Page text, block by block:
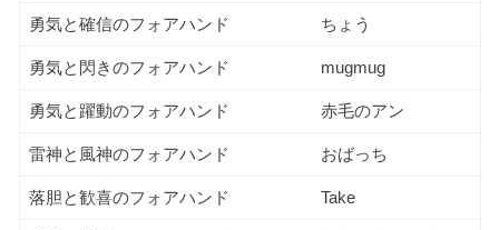
勇気と確信のフォアハンド ちょう
勇気と閃きのフォアハンド mugmug
勇気と躍動のフォアハンド 赤毛のアン
雷神と風神のフォアハンド おばっち
落胆と歓喜のフォアハンド Take